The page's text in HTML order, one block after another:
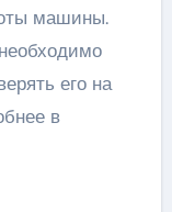
машины.
его на
в